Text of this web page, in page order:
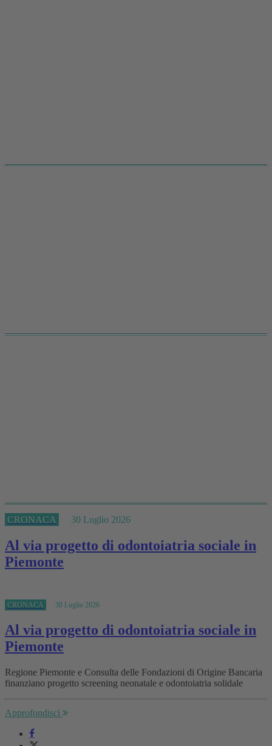
CRONACA 30 Luglio 2026
Al via progetto di odontoiatria sociale in
Piemonte
CRONACA 30 Luglio 2026
Al via progetto di odontoiatria sociale in
Piemonte
Regione Piemonte e Consulta delle Fondazioni di Origine Bancaria
finanziano progetto screening neonatale e odontoiatria solidale
Approfondisci